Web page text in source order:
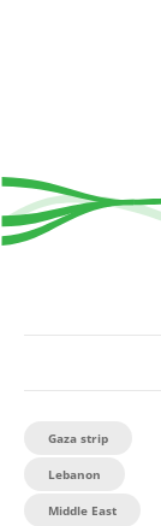
Gaza strip
Lebanon
Middle East